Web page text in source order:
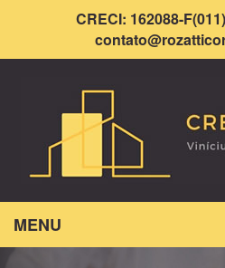
CRECI: 162088-F
MENU